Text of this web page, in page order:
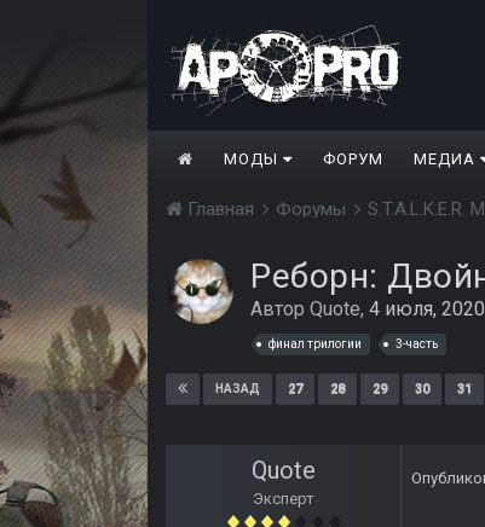
МОДЫ ФОРУМ МЕДИА
Главная Форумы
Реборн:
Автор Quote, 4 июля, 2020
финал трилогии 3-часть
НАЗАД 27 28 29 30 31
Quote
Эксперт